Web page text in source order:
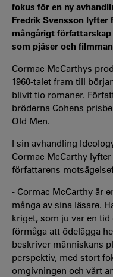
fokus för en ny
Fredrik Svensson lyfter
mångårigt
som pjäser och
Cormac McCarthys
1960-talet fram till
blivit tio romaner.
bröderna Cohens
Old Men.
I sin avhandling
Cormac McCarthy
författarens
- Cormac McCarthy är
många av sina läsare.
kriget, som ju var en
förmåga att ödelägga
beskriver människans
perspektiv, med stort
omgivningen och vårt